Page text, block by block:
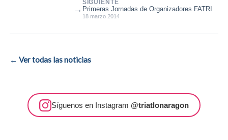
SIGUIENTE
Primeras Jornadas de Organizadores FATRI
18 marzo 2014
→
← Ver todas las noticias
Síguenos en Instagram @triatlonaragon